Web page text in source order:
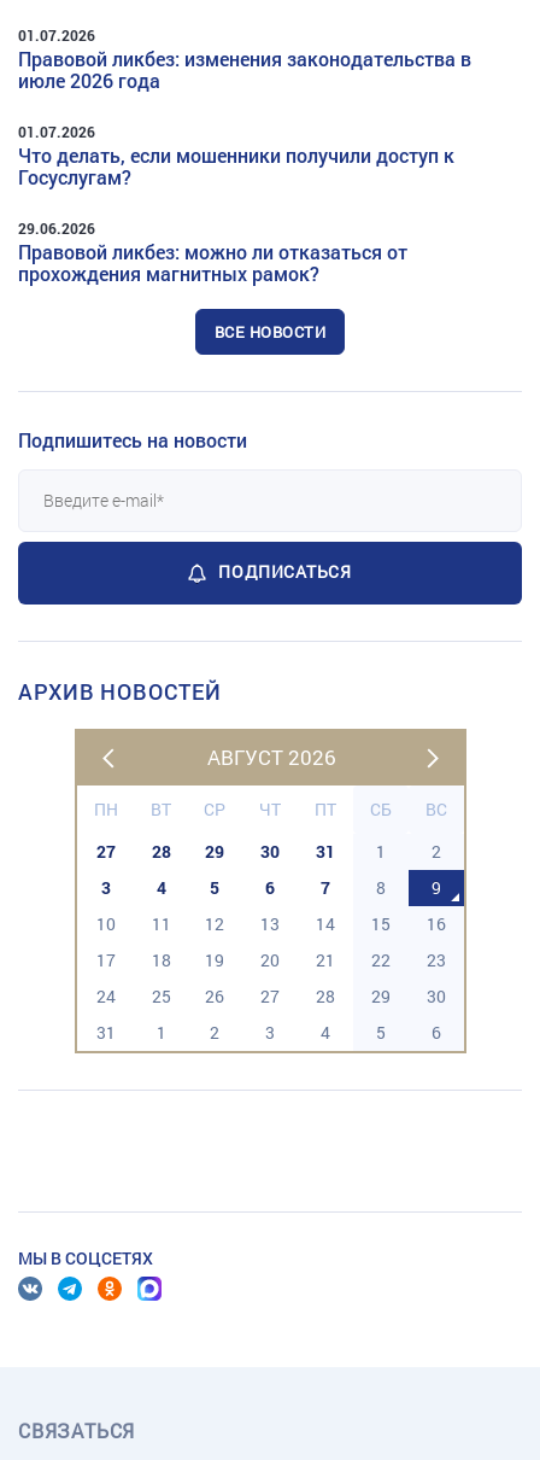
01.07.2026
Правовой ликбез: изменения законодательства в
июле 2026 года
01.07.2026
Что делать, если мошенники получили доступ к
Госуслугам?
29.06.2026
Правовой ликбез: можно ли отказаться от
прохождения магнитных рамок?
ВСЕ НОВОСТИ
Подпишитесь на новости
ПОДПИСАТЬСЯ
АРХИВ НОВОСТЕЙ
АВГУСТ 2026
ПН ВТ СР ЧТ ПТ СБ
ВС
27
28 29 30 31 1
2
3
4 5 6 7 8
9
10
11 12 13 14 15
16
17
18 19 20 21 22
23
24
25 26 27 28 29
30
31
1 2 3 4 5 6
МЫ В СОЦСЕТЯХ
СВЯЗАТЬСЯ